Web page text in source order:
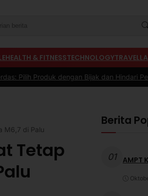
HEALTH & FITNESSTECHNOLOGYTRAVEL
Bijak dan Hindari Penipuan |#3 -
M6,7 di Palu
Tetap
Berita
01 AMPT